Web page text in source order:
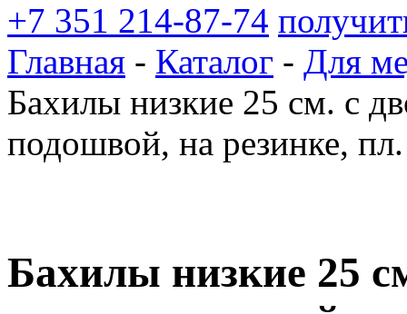
+7 351 214-87-74
Главная - Каталог - Для
Бахилы низкие 25 см. с
подошвой, на резинке,
Бахилы низкие 25